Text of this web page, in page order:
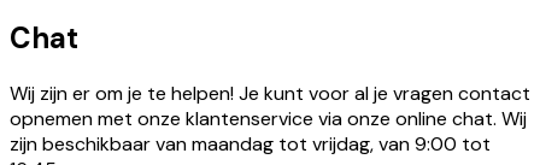
Chat
Wij zijn er om je te helpen! Je kunt voor al je vragen contact
opnemen met onze klantenservice via onze online chat. Wij
zijn beschikbaar van maandag tot vrijdag, van 9:00 tot